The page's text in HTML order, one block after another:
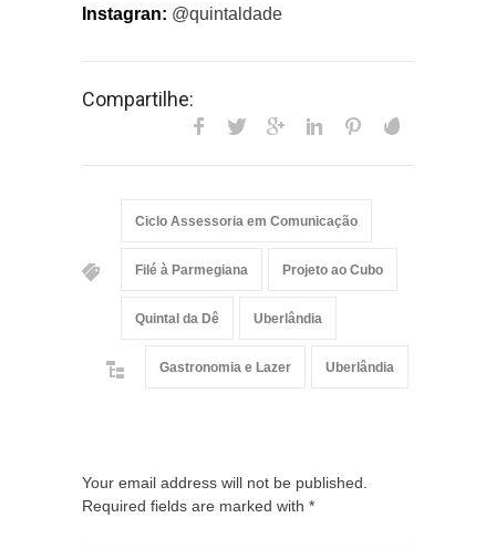
Instagran: @quintaldade
Compartilhe:
Ciclo Assessoria em Comunicação
Filé à Parmegiana Projeto ao Cubo
Quintal da Dê Uberlândia
Gastronomia e Lazer Uberlândia
Your email address will not be published.
Required fields are marked with *